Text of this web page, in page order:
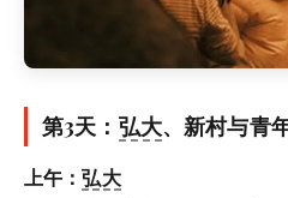
第3天： 弘大、新村与青
上午：弘大